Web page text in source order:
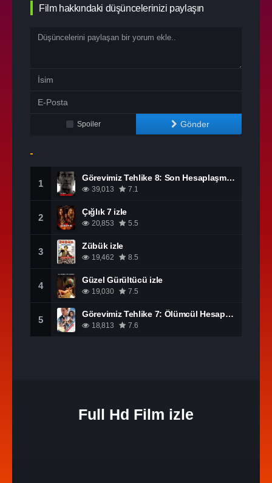
Film hakkındaki düşüncelerinizi paylaşın
Spoiler Gönder
1
Görevimiz Tehlike 8: Son Hesaplaşma izle
39,013 7.1
2
Çığlık 7 izle
20,853 5.5
3
Zübük izle
19,462 8.5
4
Güzel Gürültücü izle
19,030 7.5
5
Görevimiz Tehlike 7: Ölümcül Hesaplaşma Bölüm 1 izle
18,813 7.6
Full Hd Film izle